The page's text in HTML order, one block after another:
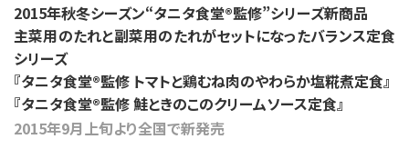
2015年秋冬シーズン“タニタ食堂®監修”シリーズ新商品
主菜用のたれと副菜用のたれがセットになったバランス定食
シリーズ
『タニタ食堂®監修 トマトと鶏むね肉のやわらか塩糀煮定食』
『タニタ食堂®監修 鮭ときのこのクリームソース定食』
2015年9月上旬より全国で新発売